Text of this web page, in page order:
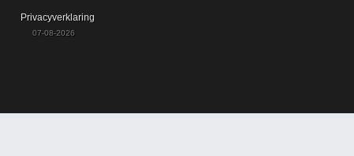
Privacyverklaring
07-08-2026